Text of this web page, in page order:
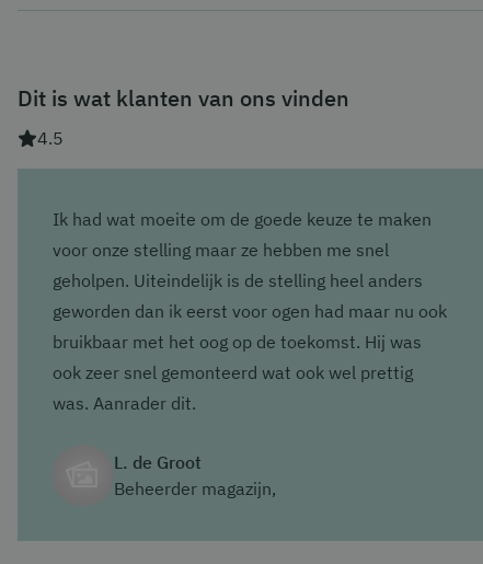
Onze trappen zijn namelijk altijd 100mm breder dan de
100mm in het leuningwerk mag bestaan. In dat geval is
montagebedrijven waar wij nauw mee samenwerken.
Dit is wat klanten van ons vinden
4.5
Ik had wat moeite om de goede keuze te maken
voor onze stelling maar ze hebben me snel
geholpen. Uiteindelijk is de stelling heel anders
geworden dan ik eerst voor ogen had maar nu ook
bruikbaar met het oog op de toekomst. Hij was
ook zeer snel gemonteerd wat ook wel prettig
was. Aanrader dit.
L. de Groot
Beheerder magazijn,